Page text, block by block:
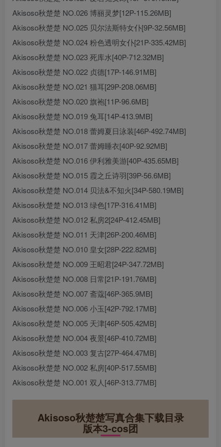
Akisoso秋楚楚 NO.026 博丽灵梦[12P-115.26MB]
Akisoso秋楚楚 NO.025 贝尔法斯特女仆[9P-32.56MB]
Akisoso秋楚楚 NO.024 粉色透明女仆[21P-335.42MB]
Akisoso秋楚楚 NO.023 死库水[40P-712.32MB]
Akisoso秋楚楚 NO.022 贞德[17P-146.91MB]
Akisoso秋楚楚 NO.021 猫耳[29P-208.06MB]
Akisoso秋楚楚 NO.020 旗袍[11P-96.6MB]
Akisoso秋楚楚 NO.019 兔耳[14P-413.9MB]
Akisoso秋楚楚 NO.018 蕾姆夏日泳装[46P-492.74MB]
Akisoso秋楚楚 NO.017 蕾姆睡衣[40P-92.92MB]
Akisoso秋楚楚 NO.016 伊利雅美游[40P-435.65MB]
Akisoso秋楚楚 NO.015 霞之丘诗羽[39P-56.6MB]
Akisoso秋楚楚 NO.014 贝法&不知火[34P-580.19MB]
Akisoso秋楚楚 NO.013 绿色[17P-316.41MB]
Akisoso秋楚楚 NO.012 私房2[24P-412.45MB]
Akisoso秋楚楚 NO.011 天津[26P-200.46MB]
Akisoso秋楚楚 NO.010 皇女[28P-222.82MB]
Akisoso秋楚楚 NO.009 王昭君[24P-347.72MB]
Akisoso秋楚楚 NO.008 日常[21P-191.76MB]
Akisoso秋楚楚 NO.007 斋蔻[46P-365.9MB]
Akisoso秋楚楚 NO.006 小玉[42P-792.17MB]
Akisoso秋楚楚 NO.005 天津[46P-505.42MB]
Akisoso秋楚楚 NO.004 夜景[46P-410.72MB]
Akisoso秋楚楚 NO.003 复古[27P-464.47MB]
Akisoso秋楚楚 NO.002 私房[40P-517.55MB]
Akisoso秋楚楚 NO.001 双人[46P-313.77MB]
Akisoso秋楚楚写真合集下载目录
版本3-cos团